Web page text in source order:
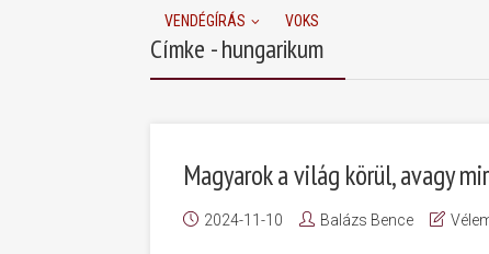
VENDÉGÍRÁS VOKS
Címke - hungarikum
Magyarok a világ körül, avagy
2024-11-10 Balázs Bence